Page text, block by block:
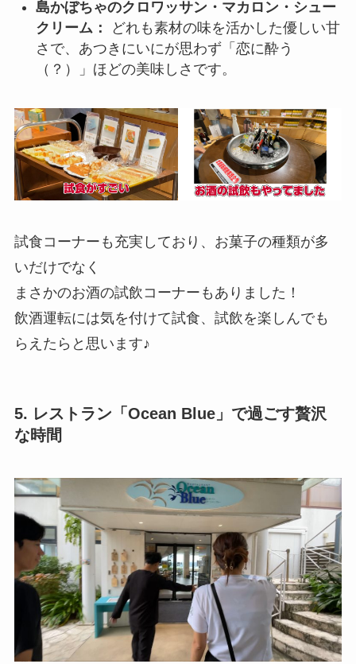
島かぼちゃのクロワッサン・マカロン・シュー
クリーム：
どれも素材の味を活かした優しい甘
さで、あつきにいにが思わず「恋に酔う
（？）」ほどの美味しさです。
試食コーナーも充実しており、お菓子の種類が多
いだけでなく
まさかのお酒の試飲コーナーもありました！
飲酒運転には気を付けて試食、試飲を楽しんでも
らえたらと思います♪
5. レストラン「Ocean Blue」で過ごす贅沢
な時間